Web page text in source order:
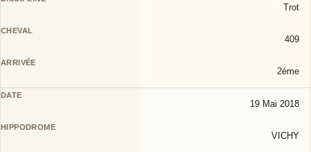
Trot
409
2éme
19 Mai 2018
VICHY